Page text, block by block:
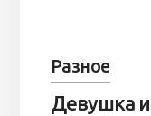
Разное
Девушка